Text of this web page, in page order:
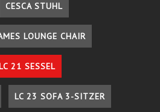
CESCA STUHL
LOUNGE CHAIR
21 SESSEL
LC 23 SOFA 3-SITZER